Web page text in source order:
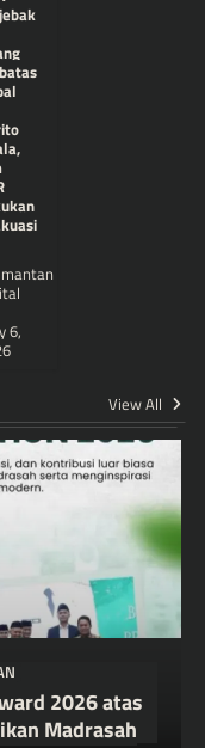
6,
View All
2026 atas
Madrasah